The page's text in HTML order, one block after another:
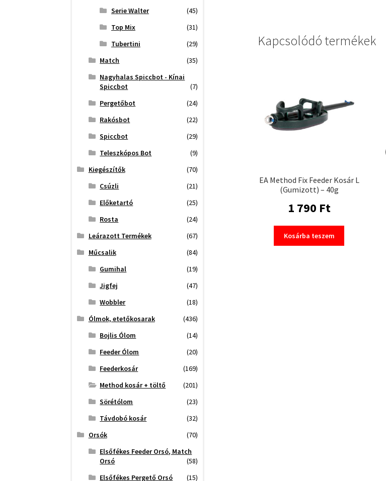
Kapcsolódó termékek
EA Method Fix Feeder Kosár L
(Gumizott) – 40g
1 790 Ft
Kosárba teszem
Serie Walter
(45)
Top Mix
(31)
Tubertini
(29)
Match
(35)
Nagyhalas Spiccbot - Kínai
Spiccbot
(7)
Pergetőbot
(24)
Rakósbot
(22)
Spiccbot
(29)
Teleszkópos Bot
(9)
Kiegészítők
(70)
Csúzli
(21)
Előketartó
(25)
Rosta
(24)
Leárazott Termékek
(67)
Műcsalik
(84)
Gumihal
(19)
Jigfej
(47)
Wobbler
(18)
Ólmok, etetőkosarak
(436)
Bojlis Ólom
(14)
Feeder Ólom
(20)
Feederkosár
(169)
Method kosár + töltő
(201)
Sörétólom
(23)
Távdobó kosár
(32)
Orsók
(70)
Elsőfékes Feeder Orsó, Match
Orsó
(58)
Elsőfékes Pergető Orsó
(15)